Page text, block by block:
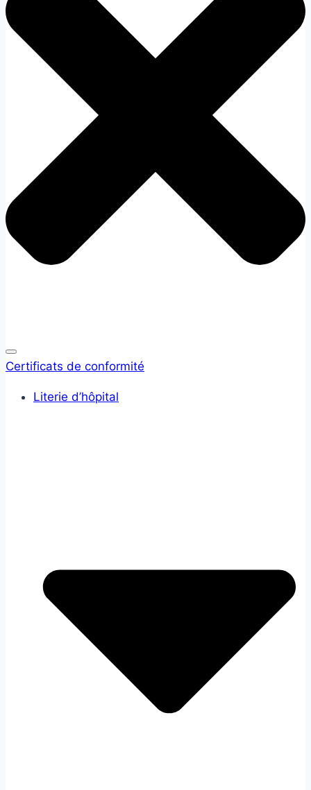
Certificats de conformité
Literie d’hôpital